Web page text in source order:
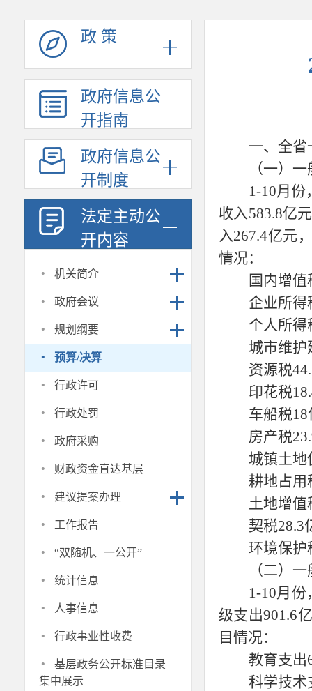
政 策
政府信息公
开指南
政府信息公
开制度
法定主动公
开内容
· 机关简介
· 政府会议
· 规划纲要
· 预算/决算
· 行政许可
· 行政处罚
· 政府采购
· 财政资金直达基层
· 建议提案办理
· 工作报告
· “双随机、一公开”
· 统计信息
· 人事信息
· 行政事业性收费
·
基层政务公开标准目录
集中展示
一、全省
（一）
1-10月份
收入583.8亿
入267.4亿元
情况：
国内增值
企业所得
个人所得
城市维护
资源税
印花税
车船税
房产税
城镇土地
耕地占用
土地增值
契税28.3
环境保护
（二）
1-10月
级支出901.6
目情况：
教育支出
科学技术